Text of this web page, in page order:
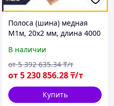
Полоса (шина) медная
М1м, 20х2 мм, длина 4000
В наличии
от5 230 856.28₸/т
от 5 392 635.34 ₸/т
Купить